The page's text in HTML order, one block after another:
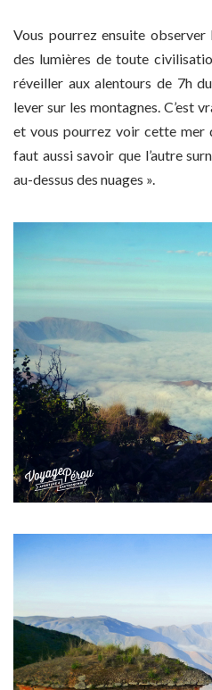
Vous pourrez ensuite
des lumières de toute
réveiller aux alentours de 7h
lever sur les montagnes. C’est
et vous pourrez voir cette mer
faut aussi savoir que l’autre
au-dessus des nuages ».